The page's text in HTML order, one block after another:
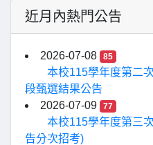
近月內熱門公告
2026-07-08 85
本校115學年度第二
段甄選結果公告
2026-07-09
77
本校115學年度第三
告分次招考)